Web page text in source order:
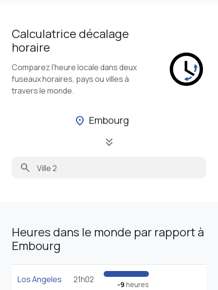
Calculatrice décalage
horaire
Comparez l'heure locale dans deux
fuseaux horaires, pays ou villes à
travers le monde.
location_on Embourg
keyboard_double_arrow_down
search
Heures dans le monde par rapport à
Embourg
Los Angeles 21h02 -9 heures